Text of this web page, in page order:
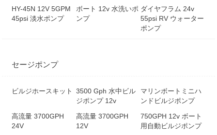
HY-45N 12V 5GPM
45psi 淡水ポンプ
ボート 12v 水洗いポ
ンプ
ダイヤフラム 24v
55psi RV ウォーター
ポンプ
セージポンプ
ビルジホースキット
3500 Gph 水中ビル
ジポンプ 12v
マリンボートミニハ
ン​​ドビルジポンプ
高流量 3700GPH
24V
高流量 3700GPH
12V
750GPH 12v ボート
用自動ビルジポンプ